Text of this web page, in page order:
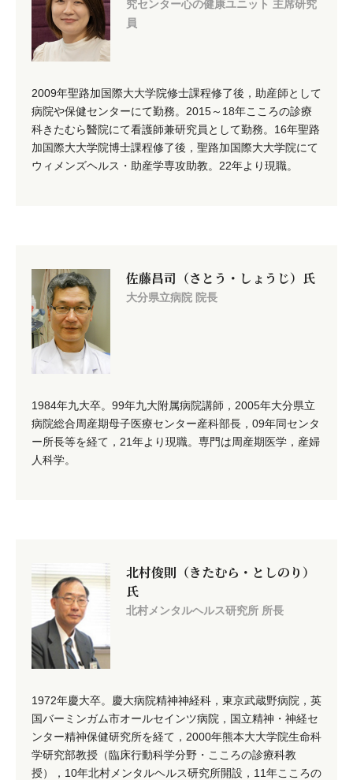
究センター心の健康ユニット 主席研究
員
2009年聖路加国際大大学院修士課程修了後，助産師として
病院や保健センターにて勤務。2015～18年こころの診療
科きたむら醫院にて看護師兼研究員として勤務。16年聖路
加国際大大学院博士課程修了後，聖路加国際大大学院にて
ウィメンズヘルス・助産学専攻助教。22年より現職。
佐藤昌司（さとう・しょうじ）氏
大分県立病院 院長
1984年九大卒。99年九大附属病院講師，2005年大分県立
病院総合周産期母子医療センター産科部長，09年同センタ
ー所長等を経て，21年より現職。専門は周産期医学，産婦
人科学。
北村俊則（きたむら・としのり）
氏
北村メンタルヘルス研究所 所長
1972年慶大卒。慶大病院精神神経科，東京武蔵野病院，英
国バーミンガム市オールセインツ病院，国立精神・神経セ
ンター精神保健研究所を経て，2000年熊本大大学院生命科
学研究部教授（臨床行動科学分野・こころの診療科教
授），10年北村メンタルヘルス研究所開設，11年こころの